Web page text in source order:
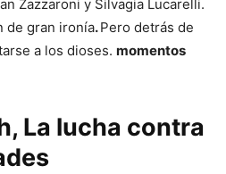
Zazzaroni y Silvagia Lucarelli.
de gran ironía.Pero detrás de
a los dioses. momentos
La lucha contra